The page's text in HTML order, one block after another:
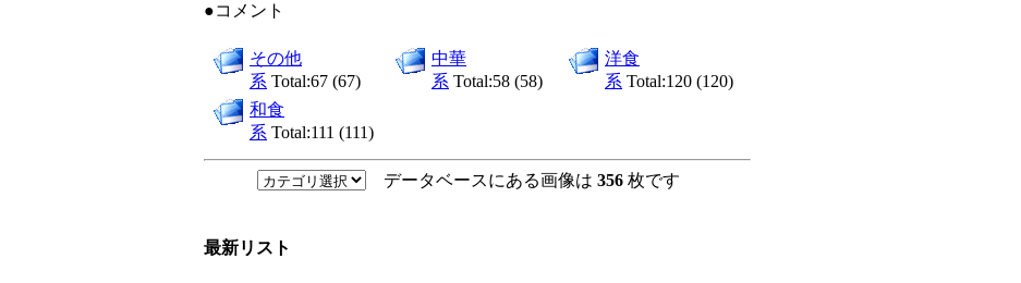
●コメント
その他
系 Total:67 (67)
中華
系 Total:58 (58)
洋食
系 Total:120 (120)
和食
系 Total:111 (111)
データベースにある画像は 356 枚です
最新リスト